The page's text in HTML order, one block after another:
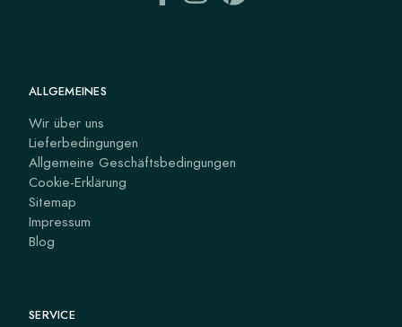
ALLGEMEINES
Wir über uns
Lieferbedingungen
Allgemeine Geschäftsbedingungen
Cookie-Erklärung
Sitemap
Impressum
Blog
SERVICE